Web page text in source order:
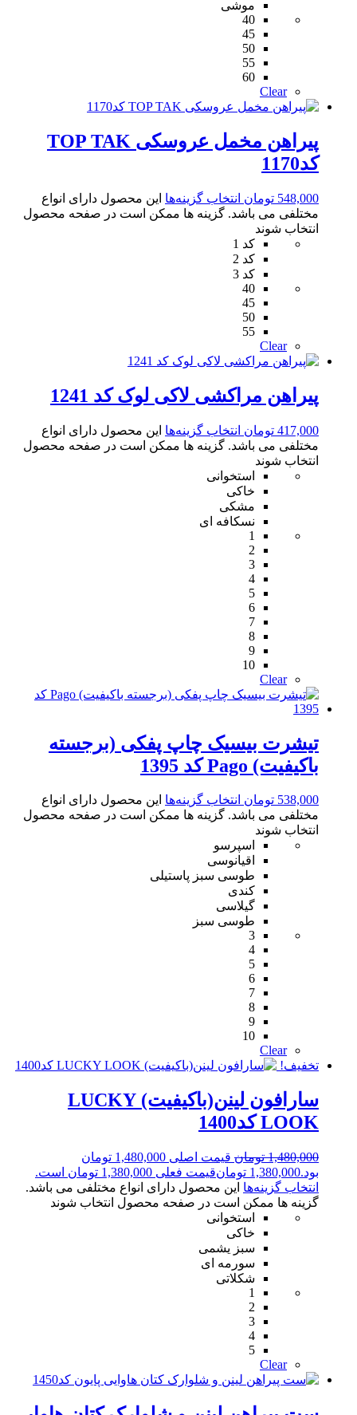
موشی
40
45
50
55
60
Clear
پیراهن مخمل عروسکی TOP TAK
کد1170
548,000 تومان انتخاب گزینه‌ها این محصول دارای انواع
مختلفی می باشد. گزینه ها ممکن است در صفحه محصول
انتخاب شوند
کد 1
کد 2
کد 3
40
45
50
55
Clear
پیراهن مراکشی لاکی لوک کد 1241
417,000 تومان انتخاب گزینه‌ها این محصول دارای انواع
مختلفی می باشد. گزینه ها ممکن است در صفحه محصول
انتخاب شوند
استخوانی
خاکی
مشکی
نسکافه ای
1
2
3
4
5
6
7
8
9
10
Clear
تیشرت بیسیک چاپ پفکی (برجسته
باکیفیت) Pago کد 1395
538,000 تومان انتخاب گزینه‌ها این محصول دارای انواع
مختلفی می باشد. گزینه ها ممکن است در صفحه محصول
انتخاب شوند
اسپرسو
اقیانوسی
طوسی سبز پاستیلی
کندی
گیلاسی
طوسی سبز
3
4
5
6
7
8
9
10
Clear
تخفیف!
سارافون لینن(باکیفیت) LUCKY
LOOK کد1400
1,480,000 تومان
قیمت اصلی 1,480,000 تومان
بود.1,380,000 تومانقیمت فعلی 1,380,000 تومان است.
انتخاب گزینه‌ها این محصول دارای انواع مختلفی می باشد.
گزینه ها ممکن است در صفحه محصول انتخاب شوند
استخوانی
خاکی
سبز یشمی
سورمه ای
شکلاتی
1
2
3
4
5
Clear